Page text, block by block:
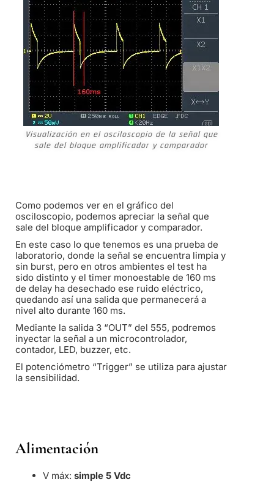
Visualización en el osciloscopio de la señal que
sale del bloque amplificador y comparador
Como podemos ver en el gráfico del
osciloscopio, podemos apreciar la señal que
sale del bloque amplificador y comparador.
En este caso lo que tenemos es una prueba de
laboratorio, donde la señal se encuentra limpia y
sin burst, pero en otros ambientes el test ha
sido distinto y el timer monoestable de 160 ms
de delay ha desechado ese ruido eléctrico,
quedando así una salida que permanecerá a
nivel alto durante 160 ms.
Mediante la salida 3 “OUT” del 555, podremos
inyectar la señal a un microcontrolador,
contador, LED, buzzer, etc.
El potenciómetro “Trigger” se utiliza para ajustar
la sensibilidad.
Alimentación
V máx: simple 5 Vdc